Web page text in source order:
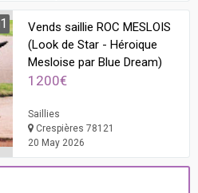
1
Vends saillie ROC MESLOIS
(Look de Star - Héroique
Mesloise par Blue Dream)
1200€
Saillies
Crespières 78121
20 May 2026